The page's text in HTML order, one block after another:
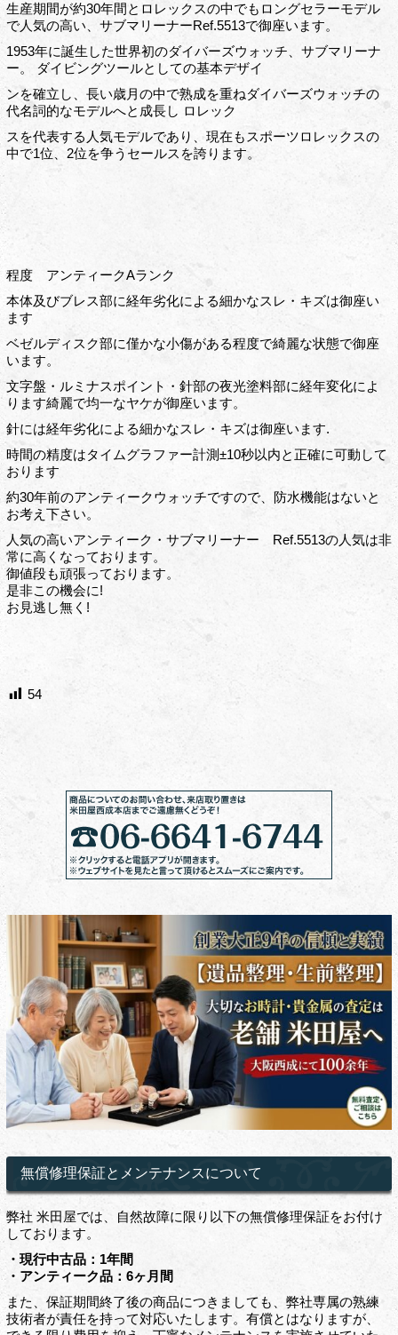
生産期間が約30年間とロレックスの中でもロングセラーモデル
で人気の高い、サブマリーナーRef.5513で御座います。
1953年に誕生した世界初のダイバーズウォッチ、サブマリーナ
ー。 ダイビングツールとしての基本デザイ
ンを確立し、長い歳月の中で熟成を重ねダイバーズウォッチの
代名詞的なモデルへと成長し ロレック
スを代表する人気モデルであり、現在もスポーツロレックスの
中で1位、2位を争うセールスを誇ります。
程度 アンティークAランク
本体及びブレス部に経年劣化による細かなスレ・キズは御座い
ます
ベゼルディスク部に僅かな小傷がある程度で綺麗な状態で御座
います。
文字盤・ルミナスポイント・針部の夜光塗料部に経年変化によ
ります綺麗で均一なヤケが御座います。
針には経年劣化による細かなスレ・キズは御座います.
時間の精度はタイムグラファー計測±10秒以内と正確に可動して
おります
約30年前のアンティークウォッチですので、防水機能はないと
お考え下さい。
人気の高いアンティーク・サブマリーナー Ref.5513の人気は非
常に高くなっております。
御値段も頑張っております。
是非この機会に!
お見逃し無く!
54
無償修理保証とメンテナンスについて
弊社 米田屋では、自然故障に限り以下の無償修理保証をお付け
しております。
・現行中古品：1年間
・アンティーク品：6ヶ月間
また、保証期間終了後の商品につきましても、弊社専属の熟練
技術者が責任を持って対応いたします。有償とはなりますが、